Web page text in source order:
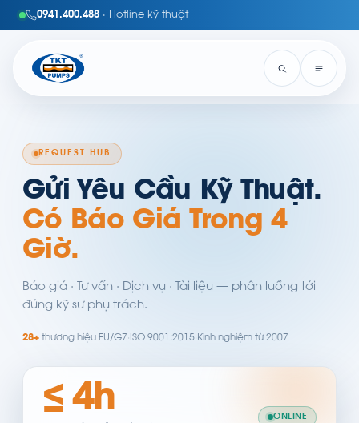
0941.400.488 · Hotline kỹ thuật
REQUEST HUB
Gửi Yêu Cầu Kỹ Thuật.
Có Báo Giá Trong 4
Giờ.
Báo giá · Tư vấn · Dịch vụ · Tài liệu — phân luồng tới
đúng kỹ sư phụ trách.
28+ thương hiệu EU/G7· ISO 9001:2015· Kinh nghiệm từ 2007
≤ 4h ONLINE